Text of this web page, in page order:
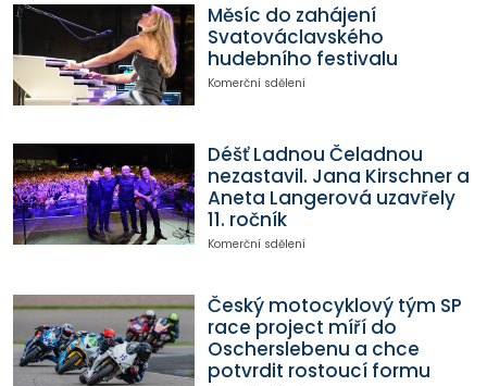
Měsíc do zahájení
Svatováclavského
hudebního festivalu
Komerční sdělení
Déšť Ladnou Čeladnou
nezastavil. Jana Kirschner a
Aneta Langerová uzavřely
11. ročník
Komerční sdělení
Český motocyklový tým SP
race project míří do
Oscherslebenu a chce
potvrdit rostoucí formu